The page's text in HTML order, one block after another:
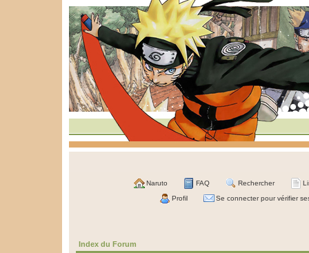
Naruto FAQ Rechercher
Profil Se connecter pour vérifier
Index du Forum